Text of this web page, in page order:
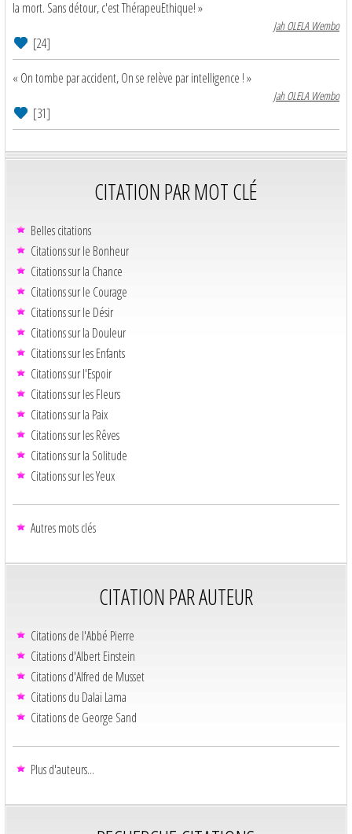
la mort. Sans détour, c'est ThérapeuEthique! »
Jah OLELA Wembo
[24]
« On tombe par accident, On se relève par intelligence ! »
Jah OLELA Wembo
[31]
CITATION PAR MOT CLÉ
Belles citations
Citations sur le Bonheur
Citations sur la Chance
Citations sur le Courage
Citations sur le Désir
Citations sur la Douleur
Citations sur les Enfants
Citations sur l'Espoir
Citations sur les Fleurs
Citations sur la Paix
Citations sur les Rêves
Citations sur la Solitude
Citations sur les Yeux
Autres mots clés
CITATION PAR AUTEUR
Citations de l'Abbé Pierre
Citations d'Albert Einstein
Citations d'Alfred de Musset
Citations du Dalaï Lama
Citations de George Sand
Plus d'auteurs...